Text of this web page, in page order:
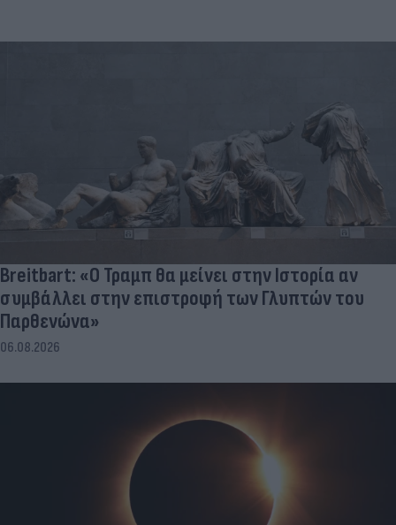
Breitbart: «Ο Τραμπ θα μείνει στην Ιστορία αν
συμβάλλει στην επιστροφή των Γλυπτών του
Παρθενώνα»
06.08.2026